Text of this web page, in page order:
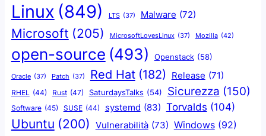
Linux (849) LTS (37) Malware (72)
Microsoft (205) MicrosoftLovesLinux (37) Mozilla (42)
open-source (493) Openstack (58)
Oracle (37) Patch (37) Red Hat (182) Release (71)
RHEL (44) Rust (47) SaturdaysTalks (54) Sicurezza (150)
Software (45) SUSE (44) systemd (83) Torvalds (104)
Ubuntu (200) Vulnerabilità (73) Windows (92)